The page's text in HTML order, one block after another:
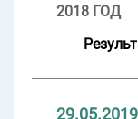
2018 ГОД
29.05.2019